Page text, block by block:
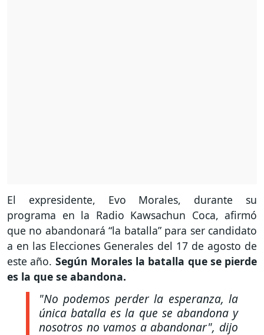
El expresidente, Evo Morales, durante su
programa en la Radio Kawsachun Coca, afirmó
que no abandonará “la batalla” para ser candidato
a en las Elecciones Generales del 17 de agosto de
este año. Según Morales la batalla que se pierde
es la que se abandona.
"No podemos perder la esperanza, la
única batalla es la que se abandona y
nosotros no vamos a abandonar", dijo